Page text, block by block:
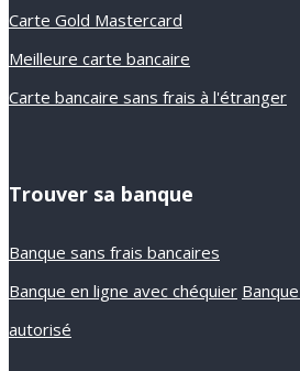
Carte Gold Mastercard
Meilleure carte bancaire
Carte bancaire sans frais à l'étranger
Trouver sa banque
Banque sans frais bancaires
Banque en ligne avec chéquier
autorisé